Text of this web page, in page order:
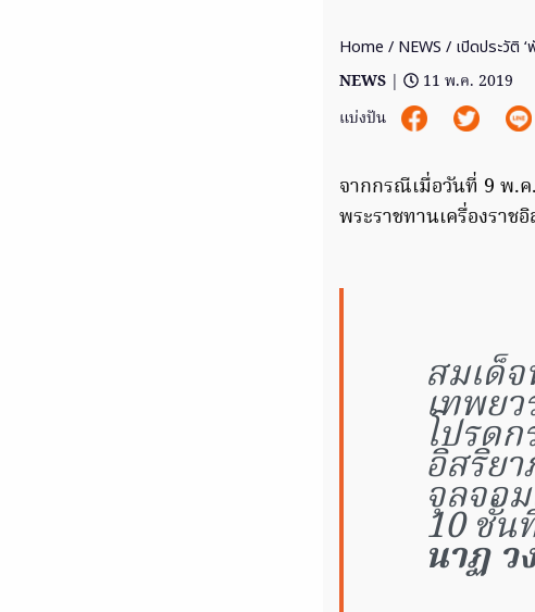
Home / NEWS / เปิดประวัติ
NEWS |
11 พ.ค. 2019
แบ่งปัน
จากกรณีเมื่อวันที่ 9 พ.ค
พระราชทานเครื่องรา
สมเด็
เทพย
โปรด
อิสริย
จุลจอ
10 ชั้น
นาฏ ว